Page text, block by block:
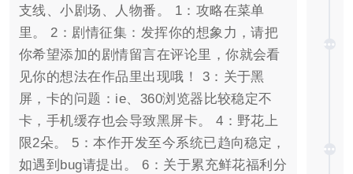
支线、小剧场、人物番。 1：攻略在菜单
里。 2：剧情征集：发挥你的想象力，请把
你希望添加的剧情留言在评论里，你就会看
见你的想法在作品里出现哦！ 3：关于黑
屏，卡的问题：ie、360浏览器比较稳定不
卡，手机缓存也会导致黑屏卡。 4：野花上
限2朵。 5：本作开发至今系统已趋向稳定，
如遇到bug请提出。 6：关于累充鲜花福利分